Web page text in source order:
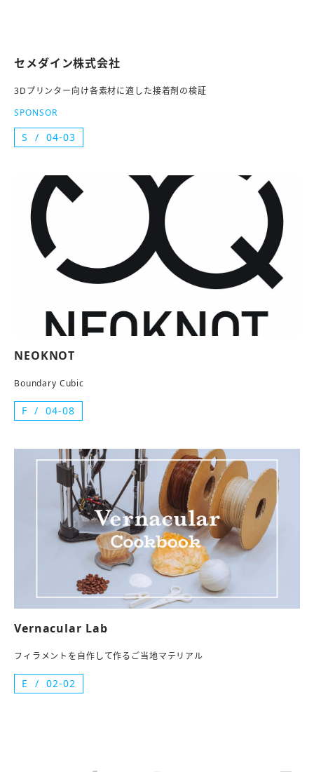
セメダイン株式会社
3Dプリンター向け各素材に適した接着剤の検証
SPONSOR
S 04-03
NEOKNOT
Boundary Cubic
F 04-08
Vernacular Lab
フィラメントを自作して作るご当地マテリアル
E 02-02